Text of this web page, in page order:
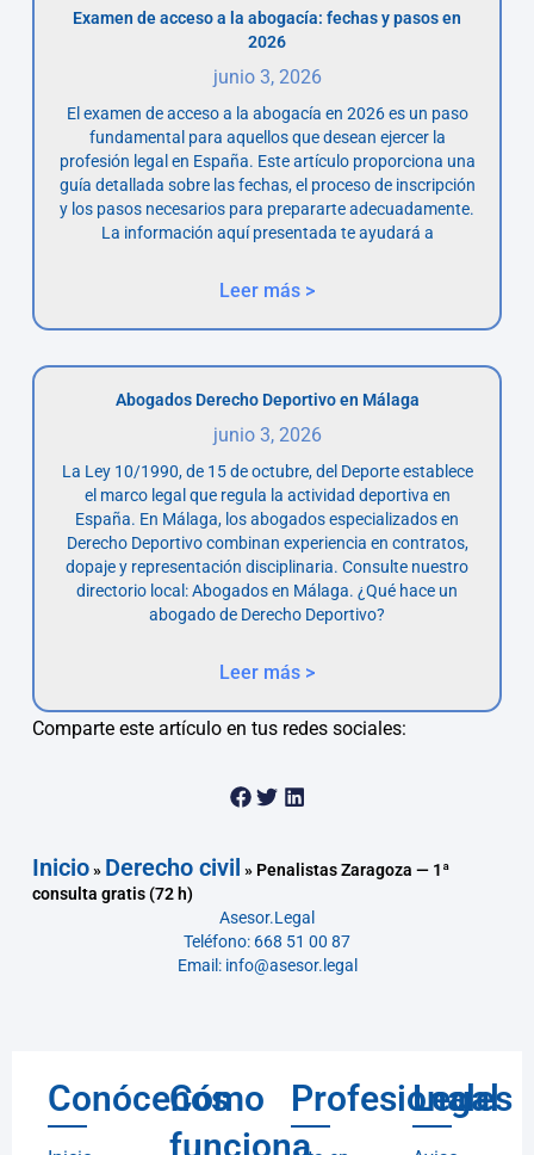
Examen de acceso a la abogacía: fechas y pasos en
2026
junio 3, 2026
El examen de acceso a la abogacía en 2026 es un paso
fundamental para aquellos que desean ejercer la
profesión legal en España. Este artículo proporciona una
guía detallada sobre las fechas, el proceso de inscripción
y los pasos necesarios para prepararte adecuadamente.
La información aquí presentada te ayudará a
Leer más >
Abogados Derecho Deportivo en Málaga
junio 3, 2026
La Ley 10/1990, de 15 de octubre, del Deporte establece
el marco legal que regula la actividad deportiva en
España. En Málaga, los abogados especializados en
Derecho Deportivo combinan experiencia en contratos,
dopaje y representación disciplinaria. Consulte nuestro
directorio local: Abogados en Málaga. ¿Qué hace un
abogado de Derecho Deportivo?
Leer más >
Comparte este artículo en tus redes sociales:
Inicio» Derecho civil » Penalistas Zaragoza — 1ª
consulta gratis (72 h)
Asesor.Legal
Teléfono: 668 51 00 87
Email: info@asesor.legal
Conócenos
Cómo
funciona
Profesionales
Legal